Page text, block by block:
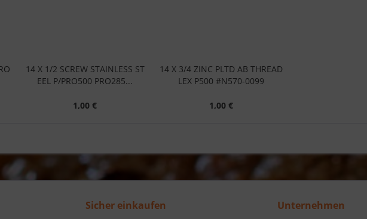
14 X 1/2 SCREW STAINLESS ST
EEL P/PRO500 PRO285...
1,00 €
14 X 3/4 ZINC PLTD AB THREAD
LEX P500 #N570-0099
1,00 €
Sicher einkaufen Unternehmen